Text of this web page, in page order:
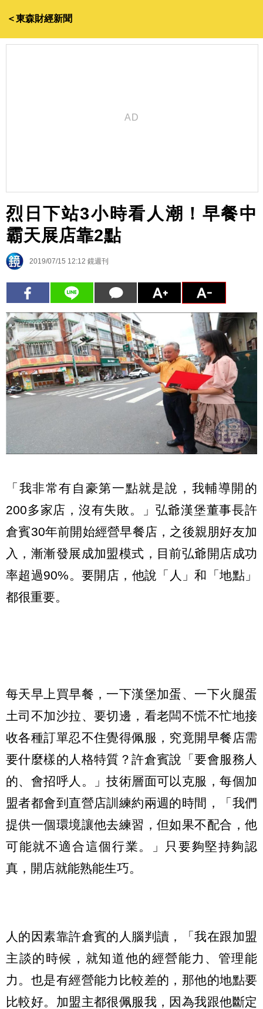
＜東森財經新聞
烈日下站3小時看人潮！早餐中
霸天展店靠2點
2019/07/15 12:12 鏡週刊
「我非常有自豪第一點就是說，我輔導開的
200多家店，沒有失敗。」弘爺漢堡董事長許
倉賓30年前開始經營早餐店，之後親朋好友加
入，漸漸發展成加盟模式，目前弘爺開店成功
率超過90%。要開店，他說「人」和「地點」
都很重要。
每天早上買早餐，一下漢堡加蛋、一下火腿蛋
土司不加沙拉、要切邊，看老闆不慌不忙地接
收各種訂單忍不住覺得佩服，究竟開早餐店需
要什麼樣的人格特質？許倉賓說「要會服務人
的、會招呼人。」技術層面可以克服，每個加
盟者都會到直營店訓練約兩週的時間，「我們
提供一個環境讓他去練習，但如果不配合，他
可能就不適合這個行業。」只要夠堅持夠認
真，開店就能熟能生巧。
人的因素靠許倉賓的人腦判讀，「我在跟加盟
主談的時候，就知道他的經營能力、管理能
力。也是有經營能力比較差的，那他的地點要
比較好。加盟主都很佩服我，因為我跟他斷定